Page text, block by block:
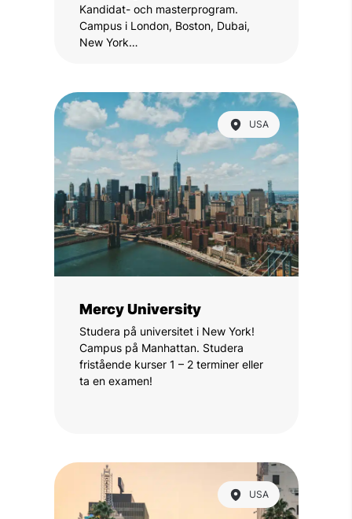
Kandidat- och masterprogram.
Campus i London, Boston, Dubai,
New York…
Mercy University
Studera på universitet i New York!
Campus på Manhattan. Studera
fristående kurser 1 – 2 terminer eller
ta en examen!
USA
USA